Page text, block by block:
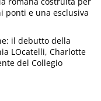
ponti e una esclusiva
il debutto della
LOcatelli, Charlotte
del Collegio